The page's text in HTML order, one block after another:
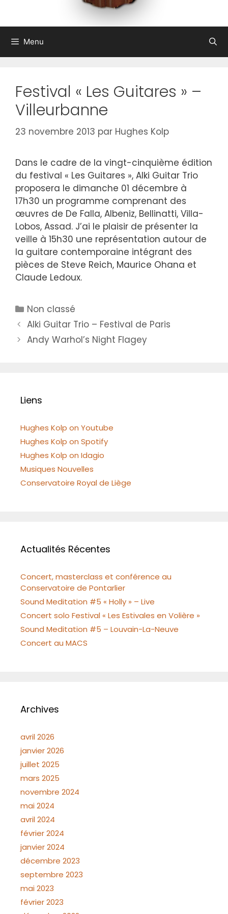
Menu
Festival « Les Guitares » –
Villeurbanne
23 novembre 2013 par Hughes Kolp
Dans le cadre de la vingt-cinquième édition
du festival « Les Guitares », Alki Guitar Trio
proposera le dimanche 01 décembre à
17h30 un programme comprenant des
œuvres de De Falla, Albeniz, Bellinatti, Villa-
Lobos, Assad. J’ai le plaisir de présenter la
veille à 15h30 une représentation autour de
la guitare contemporaine intégrant des
pièces de Steve Reich, Maurice Ohana et
Claude Ledoux.
Catégories
Non classé
Alki Guitar Trio – Festival de Paris
Andy Warhol’s Night Flagey
Liens
Hughes Kolp on Youtube
Hughes Kolp on Spotify
Hughes Kolp on Idagio
Musiques Nouvelles
Conservatoire Royal de Liège
Actualités Récentes
Concert, masterclass et conférence au
Conservatoire de Pontarlier
Sound Meditation #5 « Holly » – Live
Concert solo Festival « Les Estivales en Volière »
Sound Meditation #5 – Louvain-La-Neuve
Concert au MACS
Archives
avril 2026
janvier 2026
juillet 2025
mars 2025
novembre 2024
mai 2024
avril 2024
février 2024
janvier 2024
décembre 2023
septembre 2023
mai 2023
février 2023